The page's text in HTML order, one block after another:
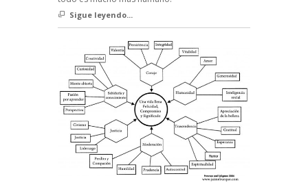
Sigue leyendo...